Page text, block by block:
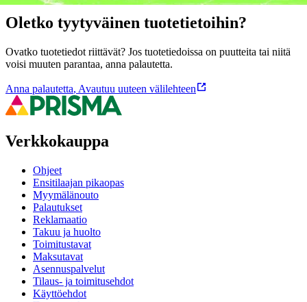
Oletko tyytyväinen tuotetietoihin?
Ovatko tuotetiedot riittävät? Jos tuotetiedoissa on puutteita tai niitä
voisi muuten parantaa, anna palautetta.
Anna palautetta, Avautuu uuteen välilehteen
Verkkokauppa
Ohjeet
Ensitilaajan pikaopas
Myymälänouto
Palautukset
Reklamaatio
Takuu ja huolto
Toimitustavat
Maksutavat
Asennuspalvelut
Tilaus- ja toimitusehdot
Käyttöehdot